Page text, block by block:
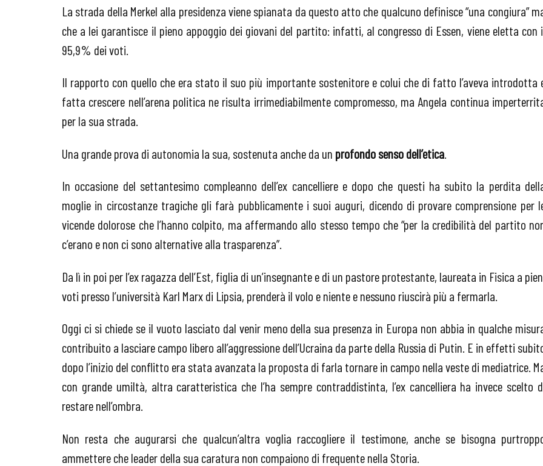
La strada della Merkel alla presidenza viene spianata da questo atto che qualcuno definisce “una congiura”
che a lei garantisce il pieno appoggio dei giovani del partito: infatti, al congresso di Essen, viene eletta con
95,9% dei voti.
Il rapporto con quello che era stato il suo più importante sostenitore e colui che di fatto l’aveva introdotta
fatta crescere nell’arena politica ne risulta irrimediabilmente compromesso, ma Angela continua
per la sua strada.
Una grande prova di autonomia la sua, sostenuta anche da un profondo senso dell’etica
In occasione del settantesimo compleanno dell’ex cancelliere e dopo che questi ha subito la perdita
moglie in circostanze tragiche gli farà pubblicamente i suoi auguri, dicendo di provare comprensione per
vicende dolorose che l’hanno colpito, ma affermando allo stesso tempo che “per la credibilità del partito
c’erano e non ci sono alternative alla trasparenza”.
Da lì in poi per l’ex ragazza dell’Est, figlia di un’insegnante e di un pastore protestante, laureata in Fisica a
voti presso l’università Karl Marx di Lipsia, prenderà il volo e niente e nessuno riuscirà più a fermarla.
Oggi ci si chiede se il vuoto lasciato dal venir meno della sua presenza in Europa non abbia in qualche
contribuito a lasciare campo libero all’aggressione dell’Ucraina da parte della Russia di Putin. E in effetti
dopo l’inizio del conflitto era stata avanzata la proposta di farla tornare in campo nella veste di mediatrice.
con grande umiltà, altra caratteristica che l’ha sempre contraddistinta, l’ex cancelliera ha invece scelto
restare nell’ombra.
Non resta che augurarsi che qualcun’altra voglia raccogliere il testimone, anche se bisogna
ammettere che leader della sua caratura non compaiono di frequente nella Storia.